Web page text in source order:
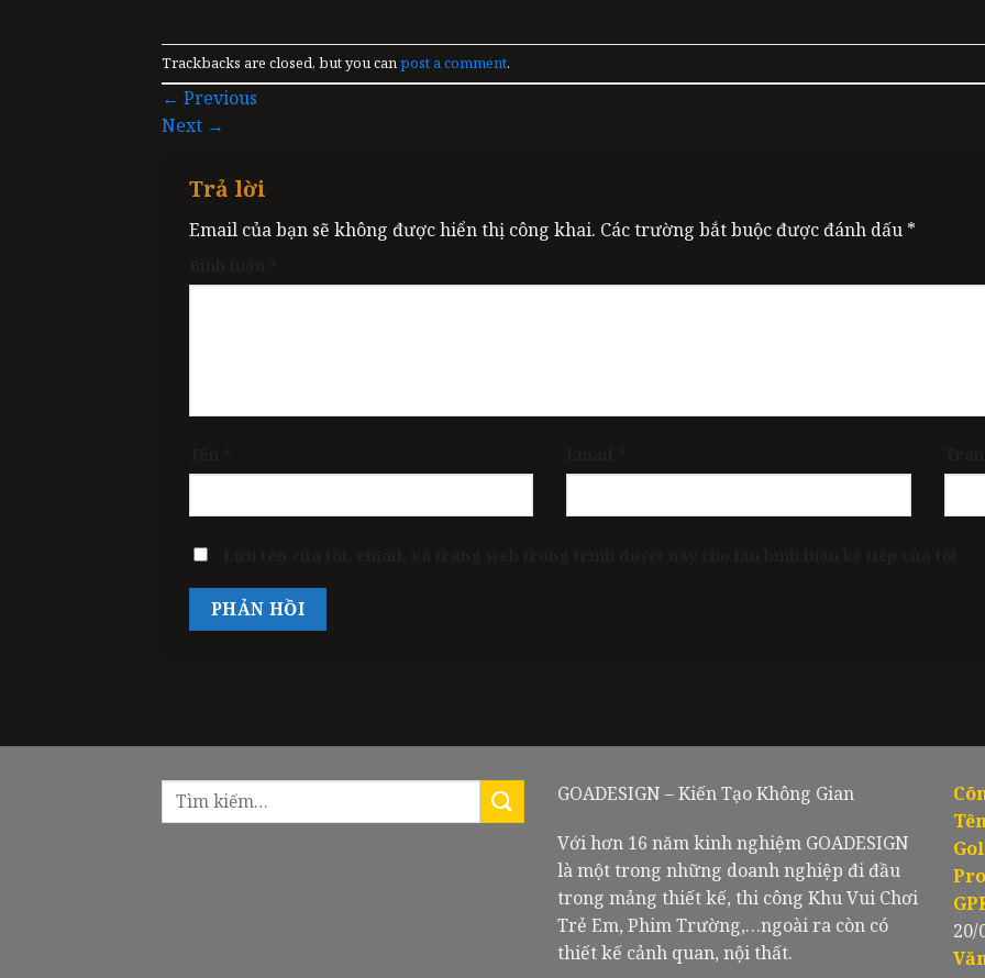
Trackbacks are closed, but you canpost a comment.
← Previous
Next →
Trả lời
Email của bạn sẽ không được hiển thị công khai. Các trường bắt buộc được đánh dấu *
GOADESIGN – Kiến Tạo Không Gian
Với hơn 16 năm kinh nghiệm GOADESIGN
là một trong những doanh nghiệp đi đầu
trong mảng thiết kế, thi công Khu Vui Chơi
Trẻ Em, Phim Trường,…ngoài ra còn có
thiết kế cảnh quan, nội thất.
20/